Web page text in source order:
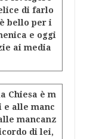
di farlo
bello per i
e oggi
ai media
Chiesa è m
e alle manc
mancanz
di lei,